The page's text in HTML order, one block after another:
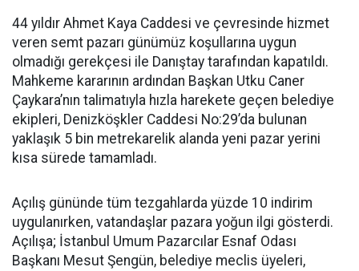
44 yıldır Ahmet Kaya Caddesi ve çevresinde hizmet
veren semt pazarı günümüz koşullarına uygun
olmadığı gerekçesi ile Danıştay tarafından kapatıldı.
Mahkeme kararının ardından Başkan Utku Caner
Çaykara’nın talimatıyla hızla harekete geçen belediye
ekipleri, Denizköşkler Caddesi No:29’da bulunan
yaklaşık 5 bin metrekarelik alanda yeni pazar yerini
kısa sürede tamamladı.
Açılış gününde tüm tezgahlarda yüzde 10 indirim
uygulanırken, vatandaşlar pazara yoğun ilgi gösterdi.
Açılışa; İstanbul Umum Pazarcılar Esnaf Odası
Başkanı Mesut Şengün, belediye meclis üyeleri,